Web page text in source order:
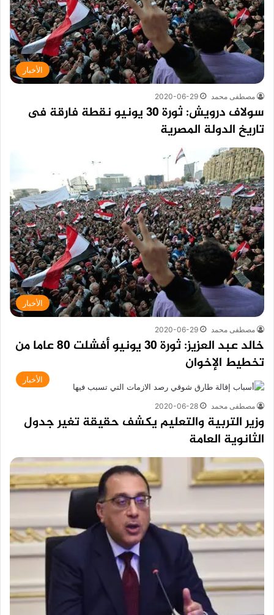
الأخبار
مصطفى محمد 2020-06-29
سولاف درويش: ثورة 30 يونيو نقطة فارقة فى
تاريخ الدولة المصرية
الأخبار
مصطفى محمد 2020-06-29
خالد عبد العزيز: ثورة 30 يونيو أفشلت 80 عاما من
تخطيط الإخوان
الأخبار
مصطفى محمد 2020-06-28
وزير التربية والتعليم يكشف حقيقة تغير جدول
الثانوية العامة